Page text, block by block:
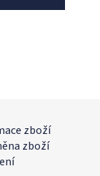
zboží
zboží